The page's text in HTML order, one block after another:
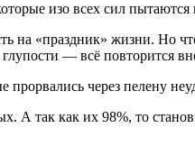
изо всех сил
на «праздник» жизни.
— всё повторится
прорвались через пелену
А так как их 98%, то